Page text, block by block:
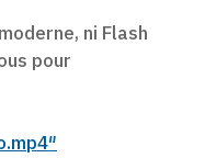
ni Flash
pour